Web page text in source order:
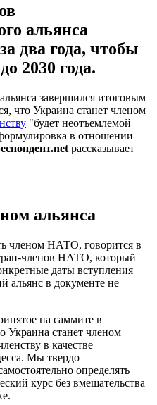
альянса
два года, чтобы
2030 года.
завершился итоговым
что Украина станет членом
"будет неотъемлемой
в отношении
рассказывает
альянса
членом НАТО, говорится в
членов НАТО, который
даты вступления
альянс в документе не
на саммите в
Украина станет членом
в качестве
Мы твердо
определять
курс без вмешательства